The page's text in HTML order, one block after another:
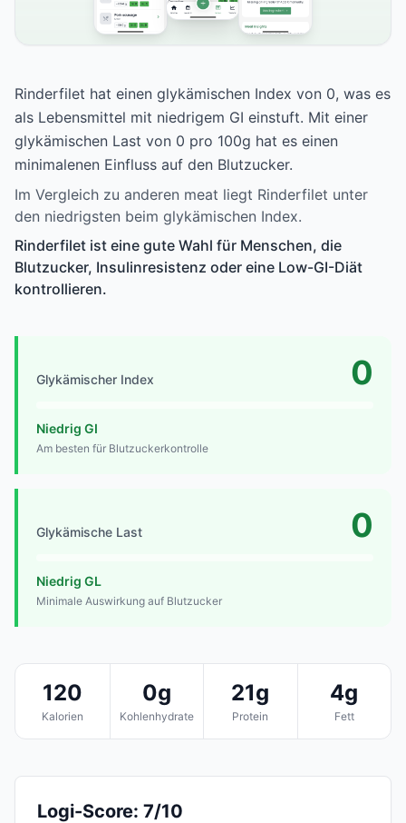
Rinderfilet hat einen glykämischen Index von 0, was es
als Lebensmittel mit niedrigem GI einstuft. Mit einer
glykämischen Last von 0 pro 100g hat es einen
minimalenen Einfluss auf den Blutzucker.
Im Vergleich zu anderen meat liegt Rinderfilet unter
den niedrigsten beim glykämischen Index.
Rinderfilet ist eine gute Wahl für Menschen, die
Blutzucker, Insulinresistenz oder eine Low-GI-Diät
kontrollieren.
Glykämischer Index 0
Niedrig GI
Am besten für Blutzuckerkontrolle
Glykämische Last 0
Niedrig GL
Minimale Auswirkung auf Blutzucker
120
Kalorien
0g
Kohlenhydrate
21g
Protein
4g
Fett
Logi-Score: 7/10